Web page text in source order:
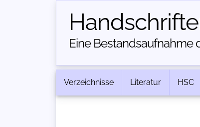
Eine Bestandsaufnahme
Verzeichnisse Literatur HSC